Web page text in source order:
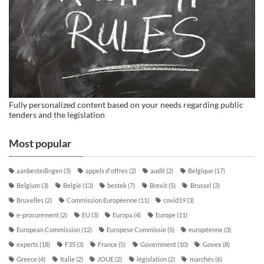
Fully personalized content based on your needs regarding public
tenders and the legislation
Most popular
aanbestedingen(3) appels d'offres(2) audit(2) Belgique(17)
Belgium(3) België(13) bestek (7) Brexit(5) Brussel (3)
Bruxelles(2) Commission Européenne(11) covid19(3)
e-procurement(2) EU(3) Europa (4) Europe(11)
European Commission(12) Europese Commissie(5) européenne(3)
experts(18) F35(3) France(5) Government(10) Govex (8)
Greece(4) Italie(2) JOUE(2) législation(2) marchés(6)